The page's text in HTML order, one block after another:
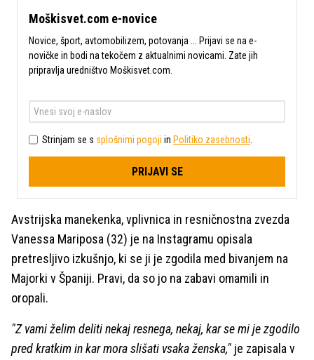
Moškisvet.com e-novice
Novice, šport, avtomobilizem, potovanja ... Prijavi se na e-
novičke in bodi na tekočem z aktualnimi novicami. Zate jih
pripravlja uredništvo Moškisvet.com.
Strinjam se s splošnimi pogoji in Politiko zasebnosti
PRIJAVI SE
Avstrijska manekenka, vplivnica in resničnostna zvezda
Vanessa Mariposa (32) je na Instagramu opisala
pretresljivo izkušnjo, ki se ji je zgodila med bivanjem na
Majorki v Španiji. Pravi, da so jo na zabavi omamili in
oropali.
"Z vami želim deliti nekaj resnega, nekaj, kar se mi je zgodilo
pred kratkim in kar mora slišati vsaka ženska," je zapisala v